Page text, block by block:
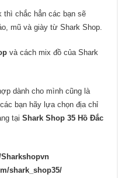
thì chắc hẳn các bạn sẽ
mũ và giày từ Shark Shop.
và cách mix đồ của Shark
dành cho mình cũng là
bạn hãy lựa chọn địa chỉ
tạiShark Shop 35 Hồ Đắc
shark_shop35/